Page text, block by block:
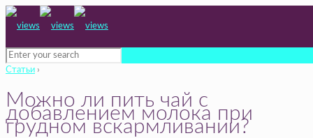
Статьи ›
Можно ли пить чай с
добавлением молока при
грудном вскармливании?